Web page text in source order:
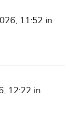
11:52 in
12:22 in